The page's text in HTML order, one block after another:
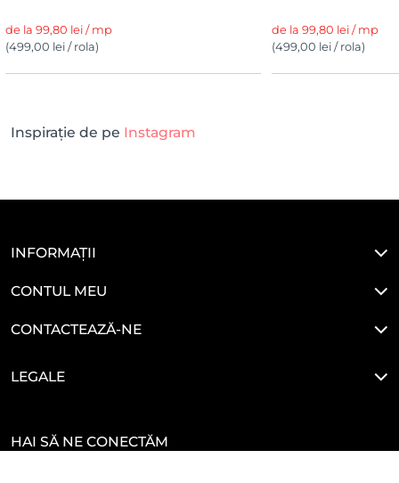
de la 99,80 lei / mp
(499,00 lei / rola)
de la 99,80 lei / mp
(499,00 lei / rola)
Inspirație de pe Instagram
INFORMAȚII
CONTUL MEU
CONTACTEAZĂ-NE
LEGALE
HAI SĂ NE CONECTĂM